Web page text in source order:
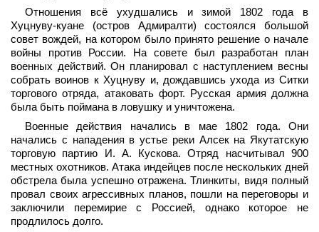
Отношения всё ухудшались и зимой 1802 года в
Хуцнуву-куане (остров Адмиралти) состоялся большой
совет вождей, на котором было принято решение о начале
войны против России. На совете был разработан план
военных действий. Он планировал с наступлением весны
собрать воинов к Хуцнуву и, дождавшись ухода из Ситки
торгового отряда, атаковать форт. Русская армия должна
была быть поймана в ловушку и уничтожена.
Военные действия начались в мае 1802 года. Они
начались с нападения в устье реки Алсек на Якутатскую
торговую партию И. А. Кускова. Отряд насчитывал 900
местных охотников. Атака индейцев после нескольких дней
обстрела была успешно отражена. Тлинкиты, видя полный
провал своих агрессивных планов, пошли на переговоры и
заключили перемирие с Россией, однако которое не
продлилось долго.